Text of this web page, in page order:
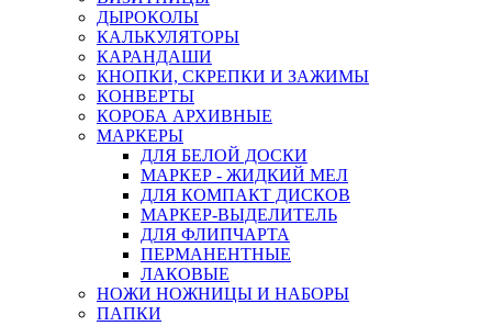
ДЫРОКОЛЫ
КАЛЬКУЛЯТОРЫ
КАРАНДАШИ
КНОПКИ, СКРЕПКИ И ЗАЖИМЫ
КОНВЕРТЫ
КОРОБА АРХИВНЫЕ
МАРКЕРЫ
ДЛЯ БЕЛОЙ ДОСКИ
МАРКЕР - ЖИДКИЙ МЕЛ
ДЛЯ КОМПАКТ ДИСКОВ
МАРКЕР-ВЫДЕЛИТЕЛЬ
ДЛЯ ФЛИПЧАРТА
ПЕРМАНЕНТНЫЕ
ЛАКОВЫЕ
НОЖИ НОЖНИЦЫ И НАБОРЫ
ПАПКИ